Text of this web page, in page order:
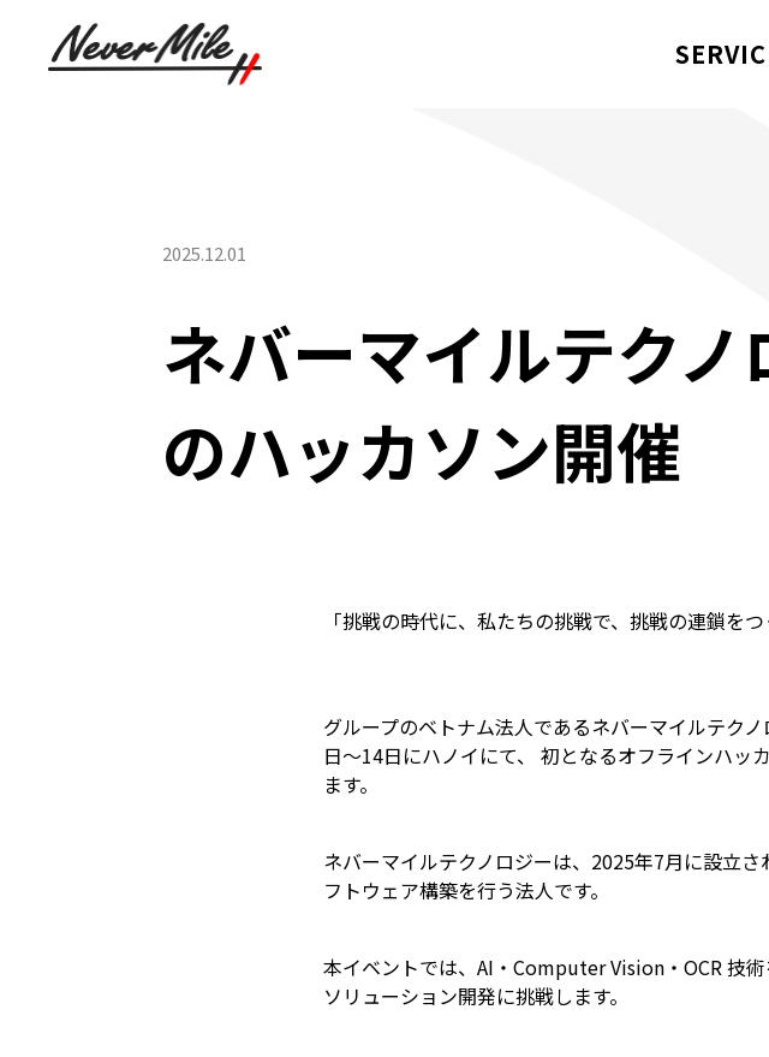
2025.12.01
ネバーマイルテク
のハッカソン開催
「挑戦の時代に、私たちの挑戦で、挑戦の連鎖を
グループのベトナム法人であるネバーマイルテク
日〜14日にハノイにて、 初となるオフラインハ
ます。
ネバーマイルテクノロジーは、2025年7月に設立
フトウェア構築を行う法人です。
本イベントでは、AI・Computer Vision・OCR 技
ソリューション開発に挑戦します。